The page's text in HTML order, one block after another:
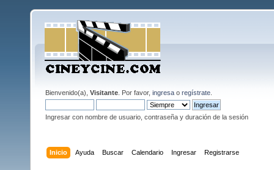
Bienvenido(a), Visitante . Por favor, ingresa o regístrate
Ingresar con nombre de usuario, contraseña y duración de la sesión
Inicio Ayuda Buscar Calendario Ingresar Registrarse